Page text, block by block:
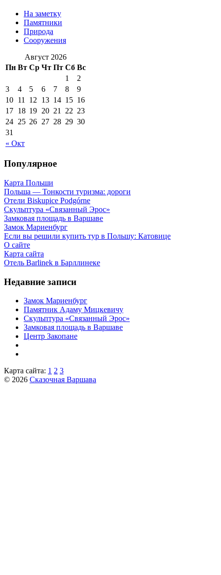
На заметку
Памятники
Природа
Сооружения
Август 2026
Пн Вт Ср Чт Пт Сб Вс
« Окт
1
2
3
4 5 6 7 8
9
10 11 12 13 14 15 16
17 18 19 20 21 22 23
24 25 26 27 28 29 30
31
Популярное
Карта Польши
Польша — Тонкости туризма: дороги
Отели Biskupice Podgórne
Скульптура «Связанный Эрос»
Замковая площадь в Варшаве
Замок Мариенбург
Если вы решили купить тур в Польшу: Катовице
О сайте
Карта сайта
Отель Barlinek в Барллинеке
Недавние записи
Замок Мариенбург
Памятник Адаму Мицкевичу
Скульптура «Связанный Эрос»
Замковая площадь в Варшаве
Центр Закопане
Карта сайта: 1 2 3
© 2026 Сказочная Варшава